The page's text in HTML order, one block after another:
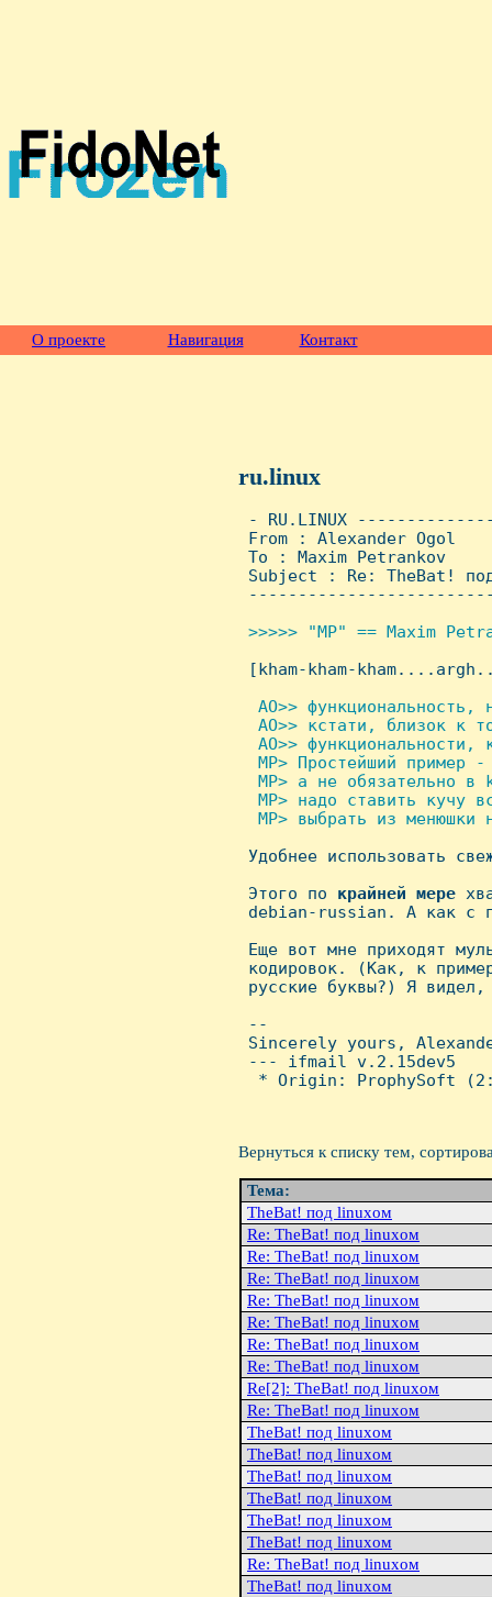
О проекте Навигация Контакт
ru.linux
- RU.LINUX
From : Alexander
To : Maxim Petrankov
Subject : Re: TheBat!
>>>>> "MP" == Maxim
[kham-kham-
AO>>
AO>> кстати, близок к
AO>> функциональности,
MP> Пpостейший пpимеp
MP> а не обязательно в
MP> надо ставить кучу
MP> выбpать из менюшки
Удобнее использовать
Этого по крайней мере
debian-russian. А как с
Еще вот мне приходят
кодировок. (Как, к
русские буквы?) Я
--
Sincerely yours,
--- ifmail v.2.15dev5
* Origin: ProphySoft
Вернуться к списку тем,
Тема:
TheBat! под linuxом
Re: TheBat! под linuxом
Re: TheBat! под linuxом
Re: TheBat! под linuxом
Re: TheBat! под linuxом
Re: TheBat! под linuxом
Re: TheBat! под linuxом
Re: TheBat! под linuxом
Re[2]: TheBat! под linuxом
Re: TheBat! под linuxом
TheBat! под linuxом
TheBat! под linuxом
TheBat! под linuxом
TheBat! под linuxом
TheBat! под linuxом
TheBat! под linuxом
Re: TheBat! под linuxом
TheBat! под linuxом